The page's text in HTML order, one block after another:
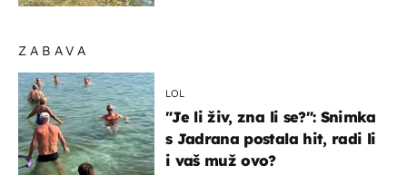
ZABAVA
LOL
"Je li živ, zna li se?": Snimka
s Jadrana postala hit, radi li
i vaš muž ovo?